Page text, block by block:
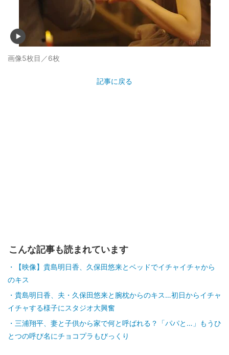
画像5枚目／6枚
記事に戻る
こんな記事も読まれています
【映像】貴島明日香、久保田悠来とベッドでイチャイチャから
のキス
貴島明日香、夫・久保田悠来と腕枕からのキス…初日からイチャ
イチャする様子にスタジオ大興奮
三浦翔平、妻と子供から家で何と呼ばれる？「パパと…」もうひ
とつの呼び名にチョコプラもびっくり